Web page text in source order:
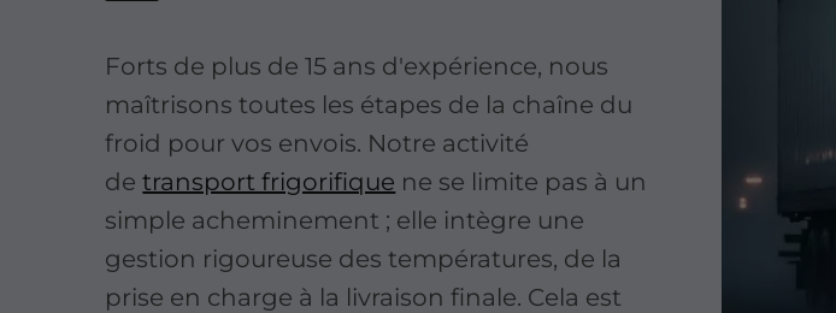
Forts de plus de 15 ans d'expérience, nous
maîtrisons toutes les étapes de la chaîne du
froid pour vos envois. Notre activité
detransport frigorifique ne se limite pas à un
simple acheminement ; elle intègre une
gestion rigoureuse des températures, de la
prise en charge à la livraison finale. Cela est